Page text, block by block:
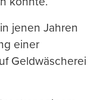
jenen Jahren
einer
Geldwäscherei